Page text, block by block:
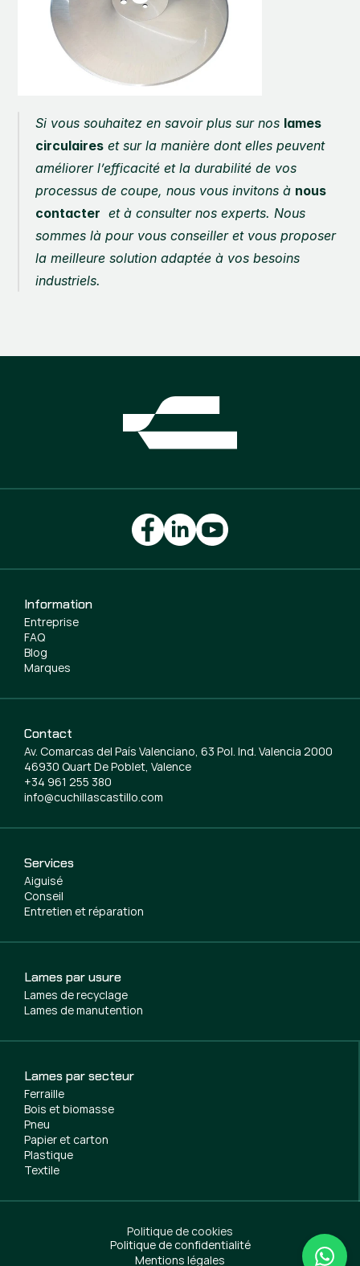
Si vous souhaitez en savoir plus sur nos lames
circulaires et sur la manière dont elles peuvent
améliorer l’efficacité et la durabilité de vos
processus de coupe, nous vous invitons à nous
contacter et à consulter nos experts. Nous
sommes là pour vous conseiller et vous proposer
la meilleure solution adaptée à vos besoins
industriels.
Services
Aiguisé
Conseil
Entretien et réparation
Lames par usure
Lames de recyclage
Lames de manutention
Lames par secteur
Ferraille
Bois et biomasse
Pneu
Papier et carton
Plastique
Textile
Information
Entreprise
FAQ
Blog
Marques
Contact
Av. Comarcas del País Valenciano, 63 Pol. Ind. Valencia 2000
46930 Quart De Poblet, Valence
+34 961 255 380
info@cuchillascastillo.com
Politique de cookies
Politique de confidentialité
Mentions légales